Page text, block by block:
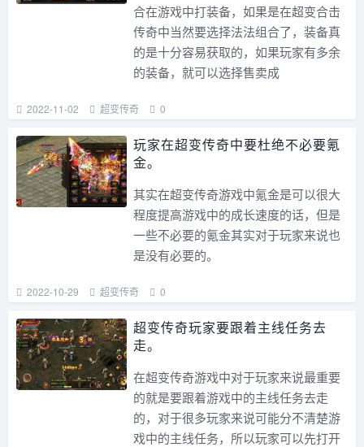
合在游戏中打装备，如果是在超变合击
传奇中当然要选择法法组合了，装备真
的是十分容易获取的，如果玩家有多余
的装备，就可以选择售卖成
2022-11-02 超变传奇 0
玩家在超变传奇中要杜绝不必要氪
金。
其实在超变传奇游戏中氪金是可以很大
程度提高游戏中的成长速度的话，但是
一些不必要的氪金其实对于玩家来说也
是没有必要的。
2022-10-29 超变传奇 0
超变传奇玩家要跟着主线任务去
走。
在超变传奇游戏中对于玩家来说最重要
的就是要跟着游戏中的主线任务去走
的，对于很多玩家来说可能分不清楚游
戏中的主线任务，所以玩家可以先打开